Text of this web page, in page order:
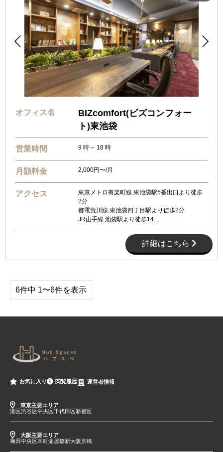
 
オフィス名
BIZcomfort(ビズコンフォー
ト)東池袋
営業時間 9 時～ 18 時
月額料金 2,000円〜/月
アクセス
東京メトロ有楽町線 東池袋駅5番出口より徒歩
2分
都電荒川線 東池袋四丁目駅より徒歩2分
JR山手線 池袋駅より徒歩14…
詳細はこちら
6件中 1〜6件を表示
お気に入り 閲覧履歴 運営者情報
東京主要エリア
港区渋谷区中央区千代田区新宿区
大阪主要エリア
梅田中央区本町淀屋橋新大阪京橋